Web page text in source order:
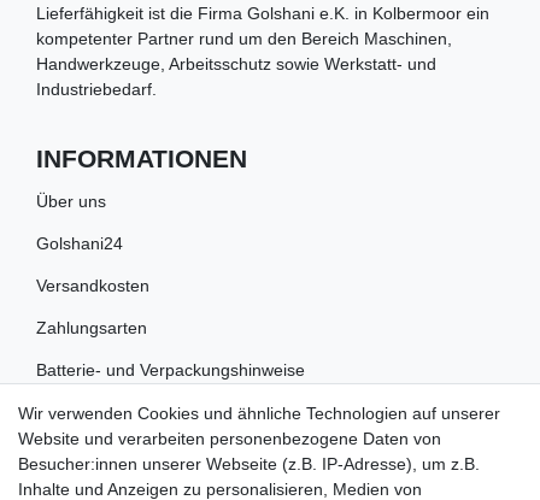
Lieferfähigkeit ist die Firma Golshani e.K. in Kolbermoor ein
kompetenter Partner rund um den Bereich Maschinen,
Handwerkzeuge, Arbeitsschutz sowie Werkstatt- und
Industriebedarf.
INFORMATIONEN
Über uns
Golshani24
Versandkosten
Zahlungsarten
Batterie- und Verpackungshinweise
RECHTLICHES
Impressum
Wir verwenden Cookies und ähnliche Technologien auf unserer
Website und verarbeiten personenbezogene Daten von
Besucher:innen unserer Webseite (z.B. IP-Adresse), um z.B.
Inhalte und Anzeigen zu personalisieren, Medien von